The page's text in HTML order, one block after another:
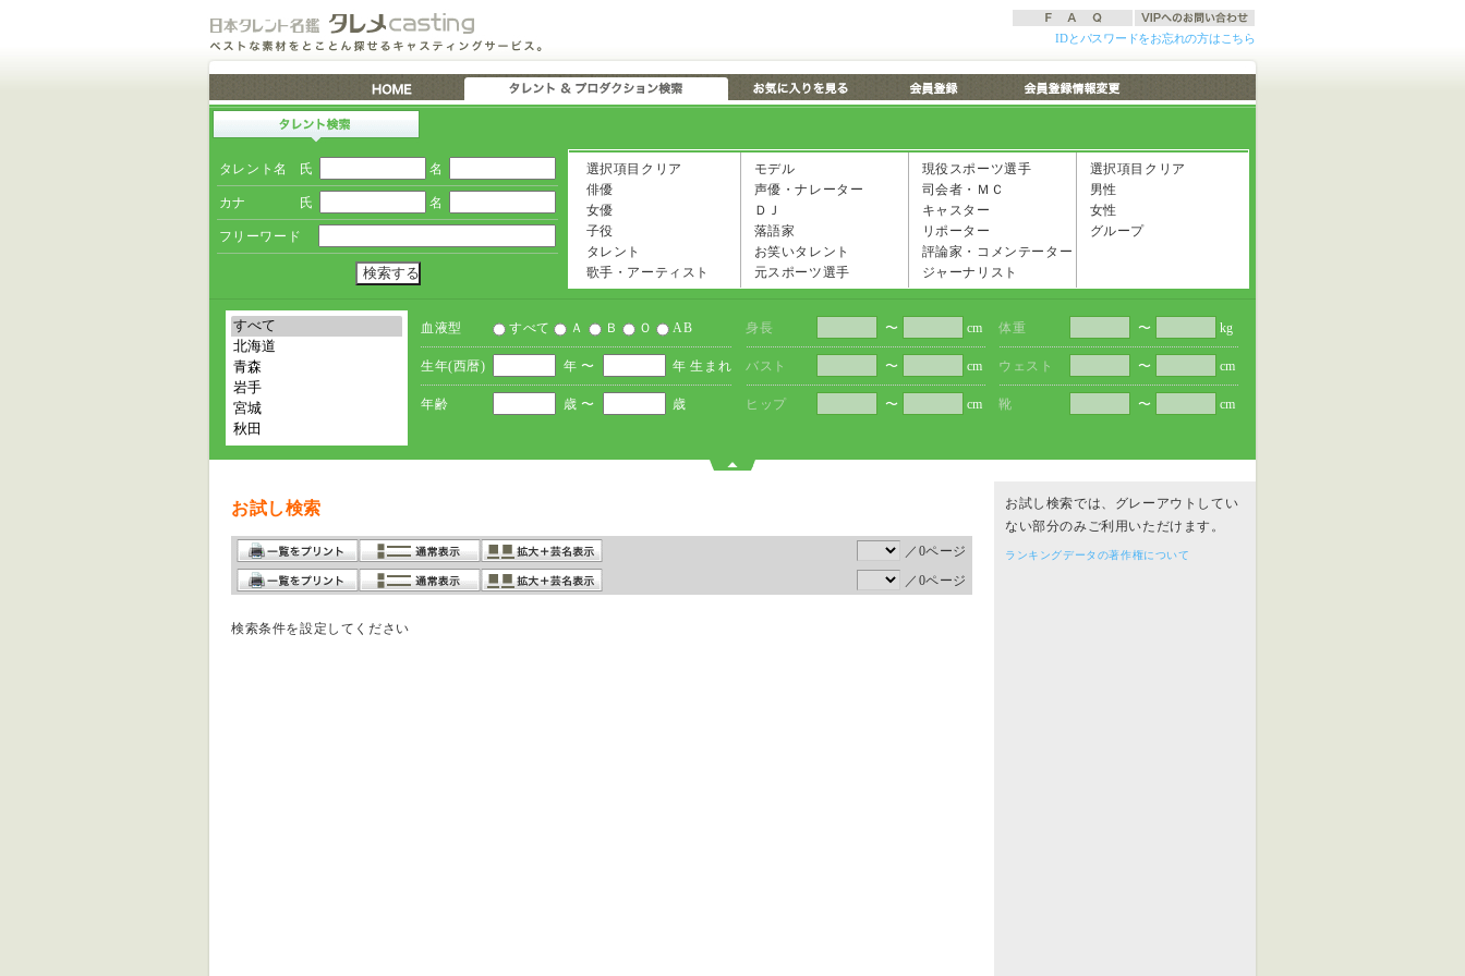
IDとパスワードをお忘れの方はこちら
タレント名 氏 名
カナ 氏 名
フリーワード
選択項目クリア
俳優
女優
子役
タレント
歌手・アーティスト
モデル
声優・ナレーター
ＤＪ
落語家
お笑いタレント
元スポーツ選手
現役スポーツ選手
司会者・ＭＣ
キャスター
リポーター
評論家・コメンテーター
ジャーナリスト
選択項目クリア
男性
女性
グループ
血液型 すべて Ａ Ｂ Ｏ AB
生年(西暦) 年 〜 年 生まれ
年齢 歳 〜 歳
身長 〜 cm
バスト 〜 cm
ヒップ 〜 cm
体重 〜 kg
ウェスト 〜 cm
靴 〜 cm
お試し検索
／0ページ
／0ページ
検索条件を設定してください
お試し検索では、グレーアウトしてい
ない部分のみご利用いただけます。
ランキングデータの著作権について